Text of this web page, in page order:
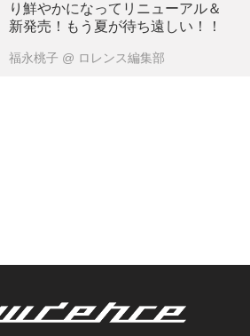
り鮮やかになってリニューアル＆
新発売！もう夏が待ち遠しい！！
福永桃子 @ ロレンス編集部